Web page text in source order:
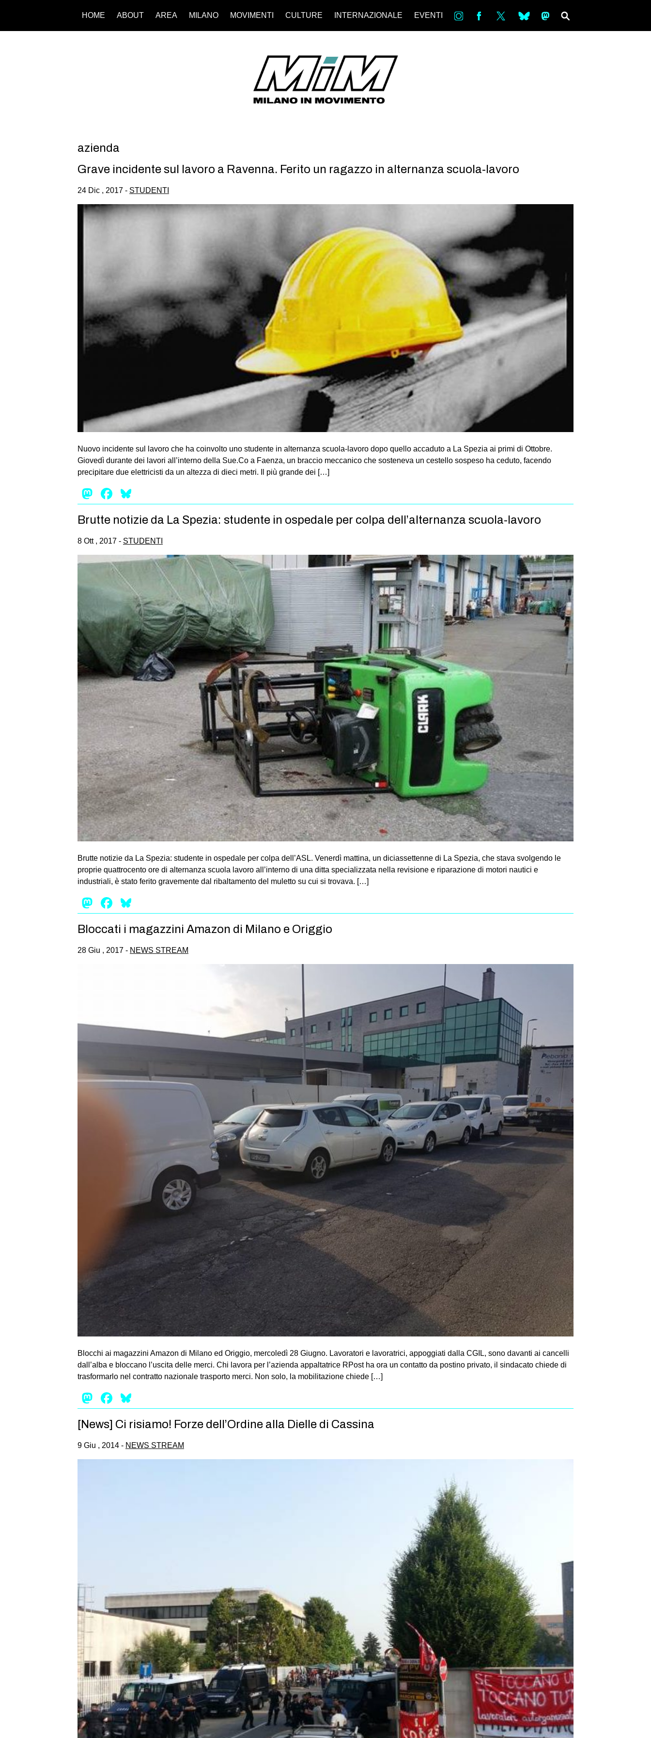
HOME ABOUT AREA MILANO MOVIMENTI CULTURE INTERNAZIONALE EVENTI in bsky ms
azienda
Grave incidente sul lavoro a Ravenna. Ferito un ragazzo in alternanza scuola-lavoro
24 Dic , 2017 - STUDENTI
Nuovo incidente sul lavoro che ha coinvolto uno studente in alternanza scuola-lavoro dopo quello accaduto a La Spezia ai primi di Ottobre.
Giovedì durante dei lavori all’interno della Sue.Co a Faenza, un braccio meccanico che sosteneva un cestello sospeso ha ceduto, facendo
precipitare due elettricisti da un altezza di dieci metri. Il più grande dei […]
Mastodon
Facebook
Brutte notizie da La Spezia: studente in ospedale per colpa dell’alternanza scuola-lavoro
8 Ott , 2017 - STUDENTI
Brutte notizie da La Spezia: studente in ospedale per colpa dell’ASL. Venerdì mattina, un diciassettenne di La Spezia, che stava svolgendo le
proprie quattrocento ore di alternanza scuola lavoro all’interno di una ditta specializzata nella revisione e riparazione di motori nautici e
industriali, è stato ferito gravemente dal ribaltamento del muletto su cui si trovava. […]
Mastodon
Facebook
Bloccati i magazzini Amazon di Milano e Origgio
28 Giu , 2017 - NEWS STREAM
Blocchi ai magazzini Amazon di Milano ed Origgio, mercoledì 28 Giugno. Lavoratori e lavoratrici, appoggiati dalla CGIL, sono davanti ai cancelli
dall’alba e bloccano l’uscita delle merci. Chi lavora per l’azienda appaltatrice RPost ha ora un contatto da postino privato, il sindacato chiede di
trasformarlo nel contratto nazionale trasporto merci. Non solo, la mobilitazione chiede […]
Mastodon
Facebook
[News] Ci risiamo! Forze dell’Ordine alla Dielle di Cassina
9 Giu , 2014 - NEWS STREAM